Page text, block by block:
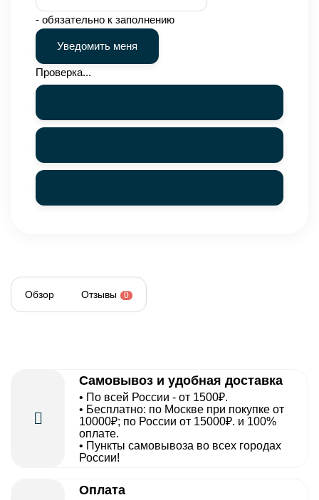
- обязательно к заполнению
Проверка...
Обзор Отзывы 0
Самовывоз и удобная доставка
• По всей России - от 1500₽.
• Бесплатно: по Москве при покупке от
10000₽; по России от 15000₽. и 100%
оплате.
• Пункты самовывоза во всех городах
России!
Оплата